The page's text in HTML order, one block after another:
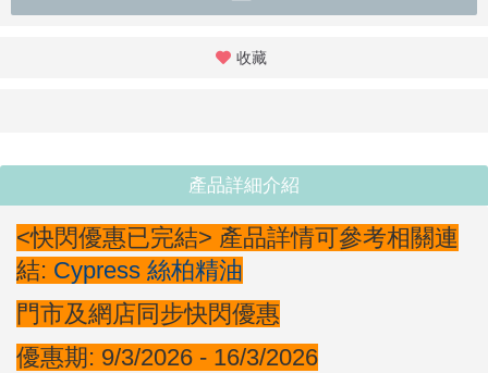
收藏
產品詳細介紹
<快閃優惠已完結> 產品詳情可參考相關連
結: Cypress 絲柏精油
門市及網店同步快閃優惠
優惠期: 9/3/2026 - 16/3/2026